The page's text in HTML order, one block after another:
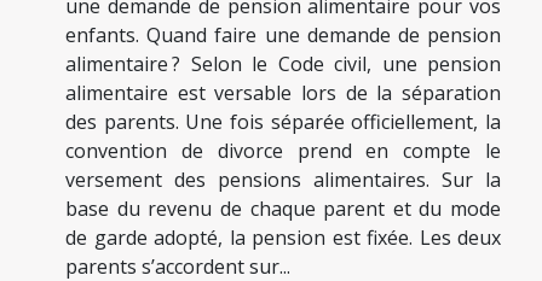
une demande de pension alimentaire pour vos
enfants. Quand faire une demande de pension
alimentaire ? Selon le Code civil, une pension
alimentaire est versable lors de la séparation
des parents. Une fois séparée officiellement, la
convention de divorce prend en compte le
versement des pensions alimentaires. Sur la
base du revenu de chaque parent et du mode
de garde adopté, la pension est fixée. Les deux
parents s’accordent sur...